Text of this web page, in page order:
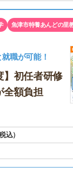
魚津市特養あんどの里
職が可能！
】初任者研修
全額負担
込）